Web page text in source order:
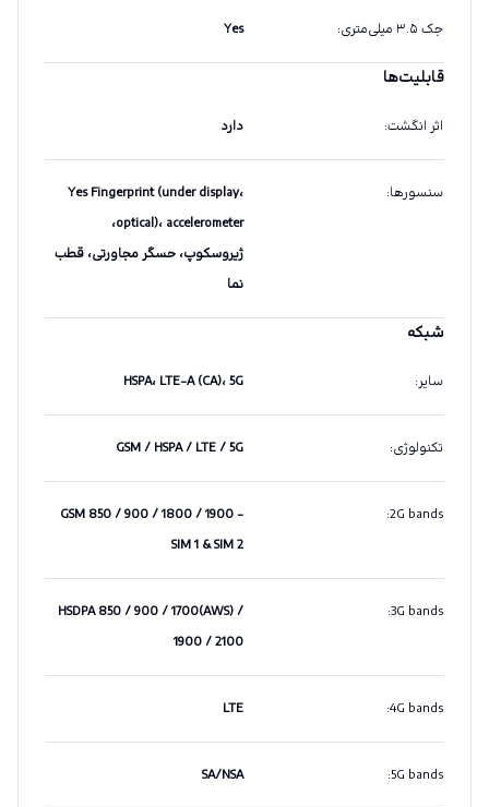
جک ۳.۵ میلی‌متری :
Yes
قابلیت‌ها
اثر انگشت: دارد
سنسورها:
Yes Fingerprint (under display،
optical)، accelerometer،
ژیروسکوپ، حسگر مجاورتی، قطب
نما
شبکه
سایر: HSPA، LTE-A (CA)، 5G
تکنولوژی:
GSM / HSPA / LTE / 5G
2G bands
:
GSM 850 / 900 / 1800 / 1900 -
SIM 1 & SIM 2
3G bands
:
HSDPA 850 / 900 / 1700(AWS) /
1900 / 2100
4G bands
:
LTE
5G bands
:
SA/NSA